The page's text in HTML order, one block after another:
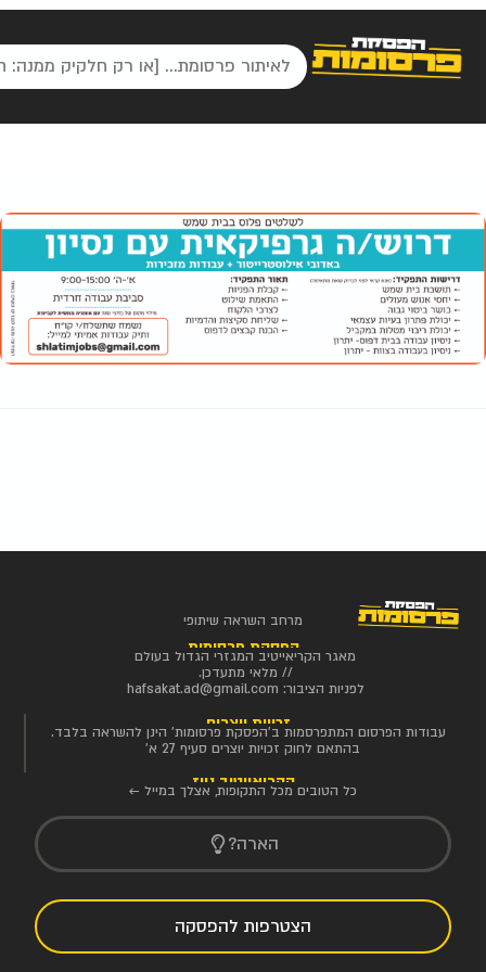
מרחב השראה שיתופי
הפסקת פרסומות
מאגר הקריאייטיב המגזרי הגדול בעולם
// מלאי מתעדכן.
לפניות הציבור: hafsakat.ad@gmail.com
זכויות יוצרים
עבודות הפרסום המתפרסמות ב'הפסקת פרסומות' הינן להשראה בלבד.
בהתאם לחוק זכויות יוצרים סעיף 27 א'
הקריאייטיב ניוז
כל הטובים מכל התקופות, אצלך במייל ←
הארה?
הצטרפות להפסקה